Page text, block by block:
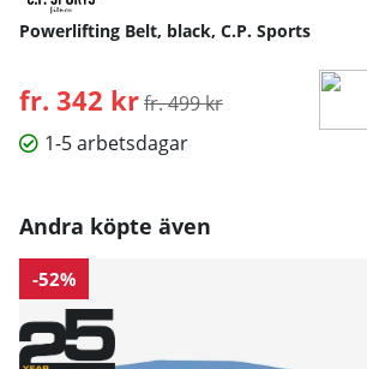
Powerlifting Belt, black, C.P. Sports
fr. 342 krOrdinarie pris:
fr. 499 kr
1-5 arbetsdagar
Andra köpte även
-52%